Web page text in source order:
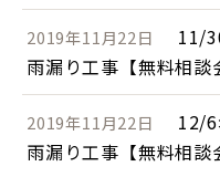
2019年11月22日
11/
雨漏り工事【無料相談
2019年11月22日
12/6
雨漏り工事【無料相談